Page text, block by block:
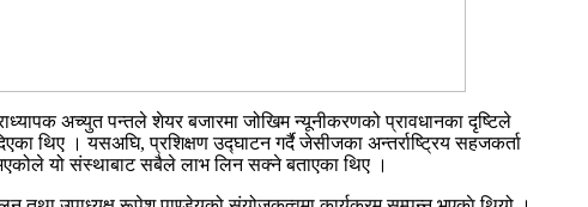
अच्युत पन्तले शेयर बजारमा जोखिम न्यूनीकरणको प्रावधानका दृष्टिले
थिए । यसअघि, प्रशिक्षण उद्घाटन गर्दै जेसीजका अन्तर्राष्ट्रिय सहजकर्ता
यो संस्थाबाट सबैले लाभ लिन सक्ने बताएका थिए ।